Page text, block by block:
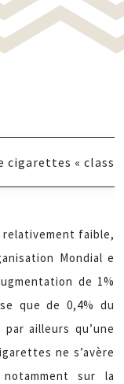
cigarettes «
relativement faible,
Mondial e
de 1%
que de 0,4% du
ailleurs qu’une
ne s’avère
sur la